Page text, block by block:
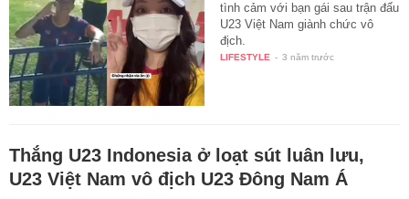
tình cảm với bạn gái sau trận đấu
U23 Việt Nam giành chức vô
địch.
LIFESTYLE - 3 năm trước
Thắng U23 Indonesia ở loạt sút luân lưu,
U23 Việt Nam vô địch U23 Đông Nam Á